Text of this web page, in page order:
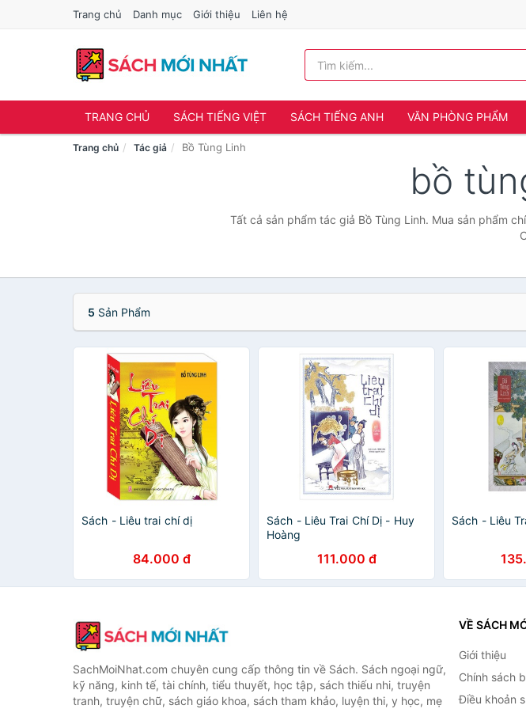
Trang chủ Danh mục Giới thiệu Liên hệ
TRANG CHỦ SÁCH TIẾNG VIỆT SÁCH TIẾNG ANH VĂN PHÒNG PHẨM
Trang chủ Tác giả Bồ Tùng Linh
bồ
Tất cả sản phẩm tác giả Bồ Tùng Linh. Mua sản phẩm
5 Sản Phẩm
Sách - Liêu trai chí dị
84.000 đ
Sách - Liêu Trai Chí Dị - Huy
Hoàng
111.000 đ
Sách - Liêu
SachMoiNhat.com chuyên cung cấp thông tin về Sách. Sách ngoại ngữ,
kỹ năng, kinh tế, tài chính, tiểu thuyết, học tập, sách thiếu nhi, truyện
tranh, truyện chữ, sách giáo khoa, sách tham khảo, luyện thi, y học, mẹ
VỀ SÁCH
Giới thiệu
Chính sách
Điều khoản